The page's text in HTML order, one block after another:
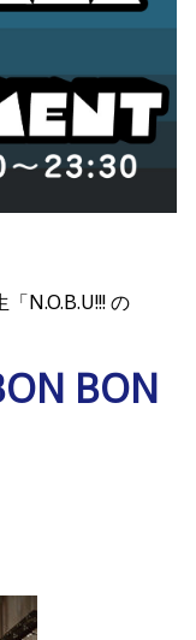
N.O.B.U!!! の
BON